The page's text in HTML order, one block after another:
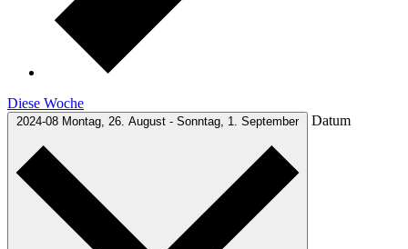
Diese Woche
2024-08 Montag, 26. August - Sonntag, 1. September Datum